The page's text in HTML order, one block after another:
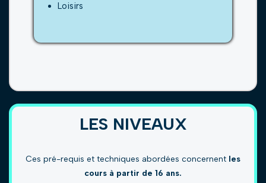
Loisirs
LES NIVEAUX
Ces pré-requis et techniques abordées concernent les
cours à partir de 16 ans.